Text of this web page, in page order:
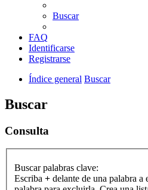
Buscar
FAQ
Identificarse
Registrarse
Índice general Buscar
Buscar
Consulta
Buscar palabras clave:
Escriba + delante de una palabra a